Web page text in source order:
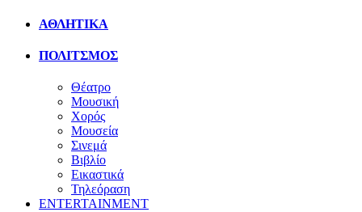
ΑΘΛΗΤΙΚΑ
ΠΟΛΙΤΣΜΟΣ
Θέατρο
Μουσική
Χορός
Μουσεία
Σινεμά
Βιβλίο
Εικαστικά
Τηλεόραση
ENTERTAINMENT